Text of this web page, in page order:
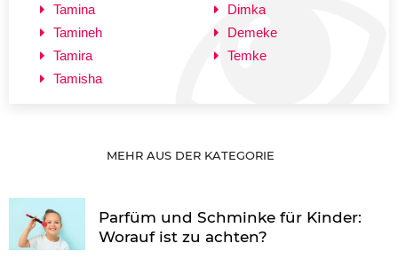
Tamina
Tamineh
Tamira
Tamisha
Dimka
Demeke
Temke
MEHR AUS DER KATEGORIE
Parfüm und Schminke für Kinder:
Worauf ist zu achten?